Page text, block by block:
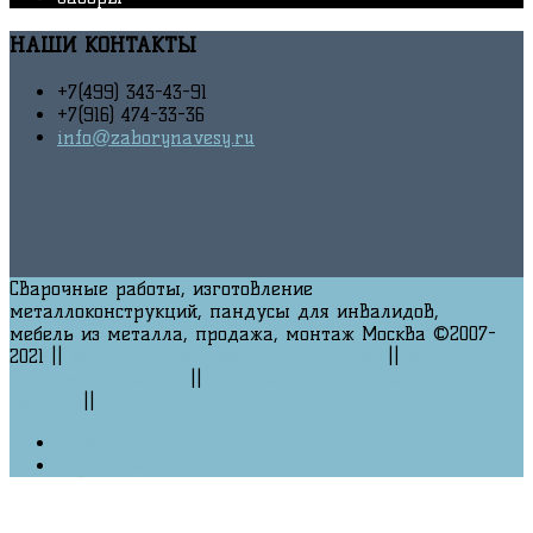
НАШИ КОНТАКТЫ
+7(499) 343-43-91
+7(916) 474-33-36
info@zaborynavesy.ru
Сварочные работы, изготовление
металлоконструкций, пандусы для инвалидов,
мебель из металла, продажа, монтаж Москва ©2007-
2021 ||